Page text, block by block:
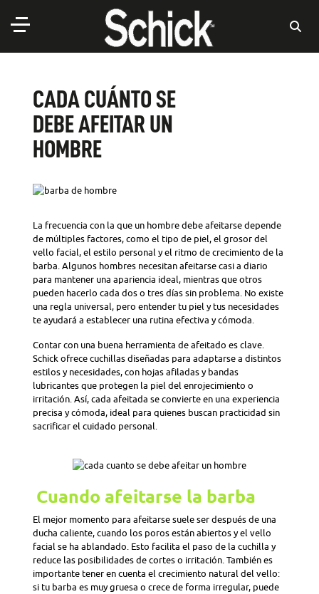
CADA CUÁNTO SE
DEBE AFEITAR UN
HOMBRE
La frecuencia con la que un hombre debe afeitarse depende
de múltiples factores, como el tipo de piel, el grosor del
vello facial, el estilo personal y el ritmo de crecimiento de la
barba. Algunos hombres necesitan afeitarse casi a diario
para mantener una apariencia ideal, mientras que otros
pueden hacerlo cada dos o tres días sin problema. No existe
una regla universal, pero entender tu piel y tus necesidades
te ayudará a establecer una rutina efectiva y cómoda.
Contar con una buena herramienta de afeitado es clave.
Schick ofrece cuchillas diseñadas para adaptarse a distintos
estilos y necesidades, con hojas afiladas y bandas
lubricantes que protegen la piel del enrojecimiento o
irritación. Así, cada afeitada se convierte en una experiencia
precisa y cómoda, ideal para quienes buscan practicidad sin
sacrificar el cuidado personal.
Cuando afeitarse la barba
El mejor momento para afeitarse suele ser después de una
ducha caliente, cuando los poros están abiertos y el vello
facial se ha ablandado. Esto facilita el paso de la cuchilla y
reduce las posibilidades de cortes o irritación. También es
importante tener en cuenta el crecimiento natural del vello:
si tu barba es muy gruesa o crece de forma irregular, puede